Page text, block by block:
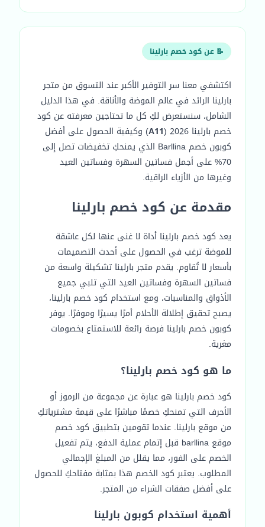
📝 عن كود خصم بارلينا
اكتشفي معنا سر التوفير الأكبر عند التسوق من متجر
بارلينا الرائد في عالم الموضة والأناقة. في هذا الدليل
الشامل، سنستعرض لكِ كل ما تحتاجين معرفته عن كود
خصم بارلينا 2026 (
A11) وكيفية الحصول على أفضل
كوبون خصم Barllina الذي يمنحكِ تخفيضات تصل إلى
70% على أجمل فساتين السهرة وفساتين العيد
وغيرها من الأزياء الراقية.
مقدمة عن كود خصم بارلينا
يعد كود خصم بارلينا أداة لا غنى عنها لكل عاشقة
للموضة ترغب في الحصول على أحدث التصميمات
بأسعار لا تُقاوم. يقدم متجر بارلينا تشكيلة واسعة من
فساتين السهرة وفساتين العيد التي تلبي جميع
الأذواق والمناسبات، ومع استخدام كود خصم بارلينا،
يصبح تحقيق إطلالة الأحلام أمرًا يسيرًا وموفرًا. يوفر
كوبون خصم بارلينا فرصة رائعة للاستمتاع بخصومات
مغرية.
ما هو كود خصم بارلينا؟
كود خصم بارلينا هو عبارة عن مجموعة من الرموز أو
الأحرف التي تمنحكِ خصمًا مباشرًا على قيمة مشترياتكِ
من موقع بارلينا. عندما تقومين بتطبيق كود خصم
موقع barllina قبل إتمام عملية الدفع، يتم تفعيل
الخصم على الفور، مما يقلل من المبلغ الإجمالي
المطلوب. يعتبر كود الخصم هذا بمثابة مفتاحكِ للحصول
على أفضل صفقات الشراء من المتجر.
أهمية استخدام كوبون بارلينا